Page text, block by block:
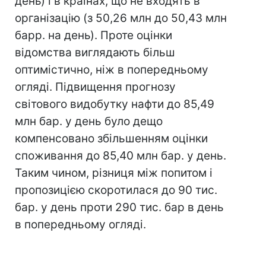
організацію (з 50,26 млн до 50,43 млн
барр. на день). Проте оцінки
відомства виглядають більш
оптимістично, ніж в попередньому
огляді. Підвищення прогнозу
світового видобутку нафти до 85,49
млн бар. у день було дещо
компенсовано збільшенням оцінки
споживання до 85,40 млн бар. у день.
Таким чином, різниця між попитом і
пропозицією скоротилася до 90 тис.
бар. у день проти 290 тис. бар в день
в попередньому огляді.